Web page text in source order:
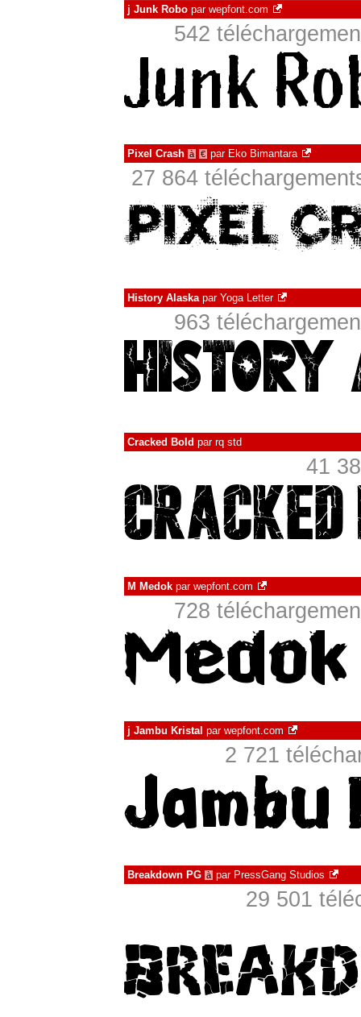
j Junk Robo par wepfont.com
542
Pixel Crash à € par Eko Bimantara
27 864
History Alaskapar Yoga Letter
963
Cracked Bold par rq std
41
M Medok par wepfont.com
728
j Jambu Kristal par wepfont.com
2 721
Breakdown PG à par PressGang Studios
29 501